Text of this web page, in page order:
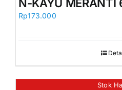
N-KAYU MERANTI
Rp173.000
Stok